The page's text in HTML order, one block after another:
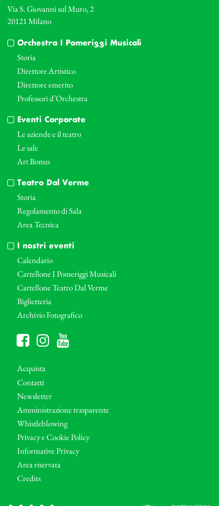
Via S. Giovanni sul Muro, 2
20121 Milano
Orchestra I Pomeriggi Musicali
Storia
Direttore Artistico
Direttore emerito
Professori d’Orchestra
Eventi Corporate
Le aziende e il teatro
Le sale
Art Bonus
Teatro Dal Verme
Storia
Regolamento di Sala
Area Tecnica
I nostri eventi
Calendario
Cartellone I Pomeriggi Musicali
Cartellone Teatro Dal Verme
Biglietteria
Archivio Fotografico
Acquista
Contatti
Newsletter
Amministrazione trasparente
Whistleblowing
Privacy e Cookie Policy
Informative Privacy
Area riservata
Credits